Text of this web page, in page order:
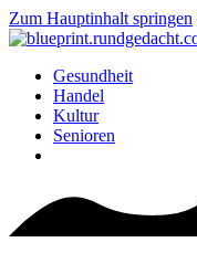
Zum Hauptinhalt springen
Gesundheit
Handel
Kultur
Senioren